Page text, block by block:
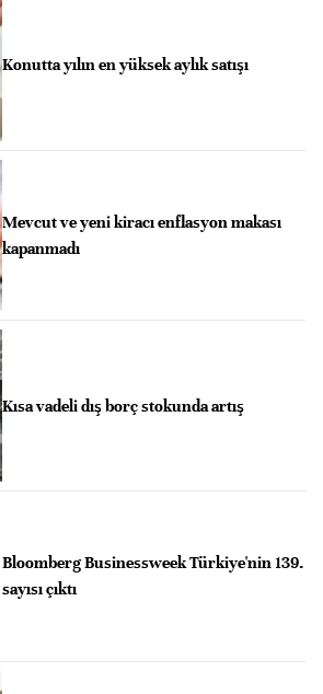
Konutta yılın en yüksek aylık satışı
Mevcut ve yeni kiracı enflasyon makası
kapanmadı
Kısa vadeli dış borç stokunda artış
Bloomberg Businessweek Türkiye'nin 139.
sayısı çıktı